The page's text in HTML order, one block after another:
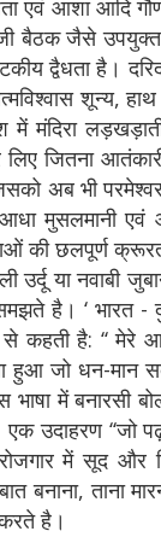
एवं आशा आदि
बैठक जैसे
द्वैधता है।
शून्य,
जितना
अब भी
आधा मुसलमानी
की छलपूर्ण
उर्दू या नवाबी
है। ‘ भारत -
से कहती है: ‘‘
जो धन-मान सब
में बनारसी
उदाहरण ‘‘जो
रोजगार में सूद
ताना
है।